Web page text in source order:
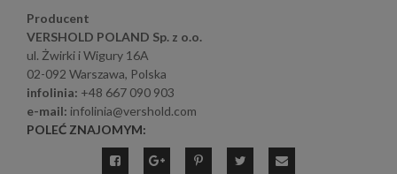
Producent
VERSHOLD POLAND Sp. z o.o.
ul. Żwirki i Wigury 16A
02-092 Warszawa, Polska
infolinia: +48 667 090 903
e-mail: infolinia@vershold.com
POLEĆ ZNAJOMYM: